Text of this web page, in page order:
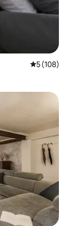
5 de uma
5 (108)